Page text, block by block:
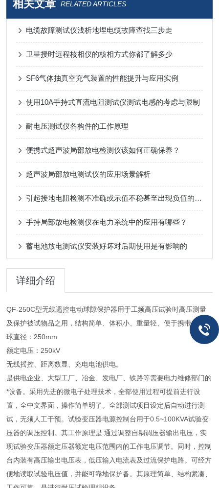
相关文章 RELATED ARTICLES
电缆故障测试仪浅析地埋电缆故障查找三步走
卫星授时远程核相仪的核相方式你都了解多少
SF6气体抽真空充气装置的性能提升与应用实例
使用10A手持式直流电阻测试仪测试电感的考虑与限制
耐电压测试仪各构件的工作原理
便携式超声波局部放电检测仪该如何正确保养？
超声波局部放电测试仪的应用场景解析
引起接地电阻检测不准确或示值不稳甚至出现负值的原因
手持局部放电检测仪在电力系统中的应用有哪些？
蓄电池放电测试仪安装好坏对后期使用是有影响的
详细介绍
QF-250C型无线遥控电动球隙保护器用于工频高压试验时高压测量
及保护被试物品之用，结构简单、体积小、重量轻、便于携带。
球直径：250mm
额定电压：250kV
无线摇控、距离数显、充电电池供电。
是供电企业、大型工厂、冶金、发电厂、铁路等需要电力维修部门的
*设备。采用先进的微电子处理技术，全部使用过程可提前进行设
置，全中文界面，操作简单明了。全部测试项目设定后自动进行测
试，无须人工干预。试验变压器电源控制台用于0.5~100KVA试验变
压器的调压控制。其工作原理是:通过调整自耦调压器输出电压，实
现试验变压器额定压器额定电压范围内的工作电压调节。同时，控制
台内装有高压输出电压表，低压输入电流表及过流保护电路。可经方
便地读取试验电压值，并能可靠地保护备。其原理简单、结构紧凑、